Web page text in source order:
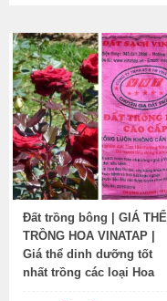
Đất trồng bông | GIÁ THỂ
TRỒNG HOA VINATAP |
Giá thể dinh dưỡng tốt
nhất trồng các loại Hoa